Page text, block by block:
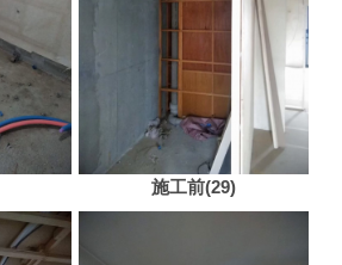
施工前(29)